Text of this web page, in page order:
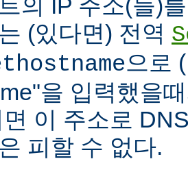
의 IP 주소(들)
(있다면) 전역
으로
을 입력했을
이 주소로
피할 수 없다.